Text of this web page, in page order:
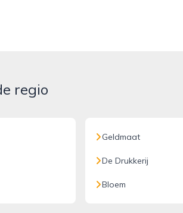
regio
Geldmaat
De Drukkerij
Bloem